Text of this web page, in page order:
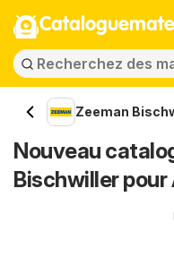
Cataloguemate
Zeeman
Nouveau
Bischwiller